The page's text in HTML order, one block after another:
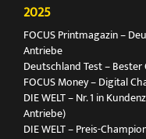
2025
FOCUS Printmagazin –
Antriebe
Deutschland Test –
FOCUS Money – Digital
DIE WELT – Nr. 1 in
Antriebe)
DIE WELT – Preis-